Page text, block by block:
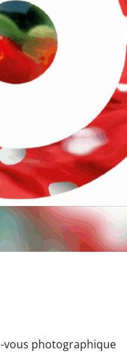
vous photographique